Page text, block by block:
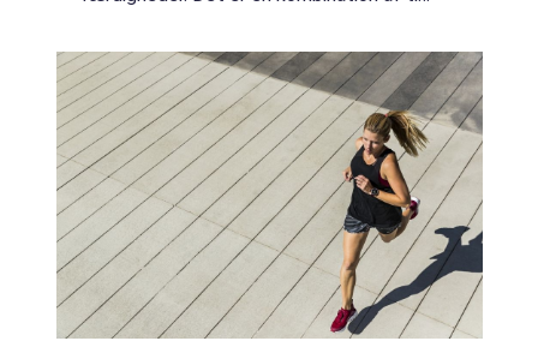
at teste en atlets evne inden...